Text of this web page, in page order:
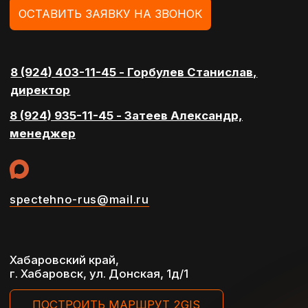
Разработка сайта Reart
Политика конфеденциальности
Общество с ограниченной
ответственностью